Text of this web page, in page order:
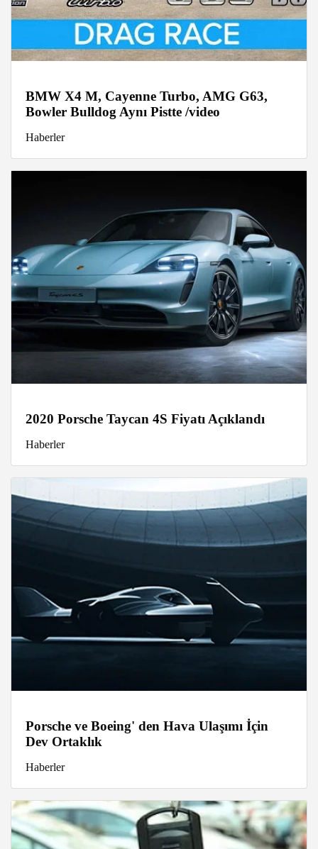
BMW X4 M, Cayenne Turbo, AMG G63,
Bowler Bulldog Aynı Pistte /video
Haberler
2020 Porsche Taycan 4S Fiyatı Açıklandı
Haberler
Porsche ve Boeing' den Hava Ulaşımı İçin
Dev Ortaklık
Haberler